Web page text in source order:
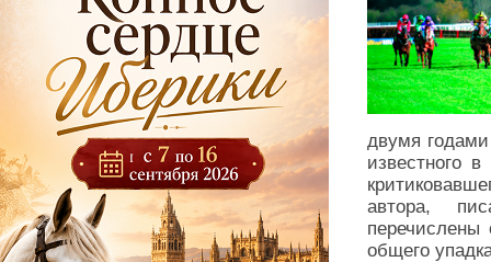
двумя
известного
автора,
перечислены
общего